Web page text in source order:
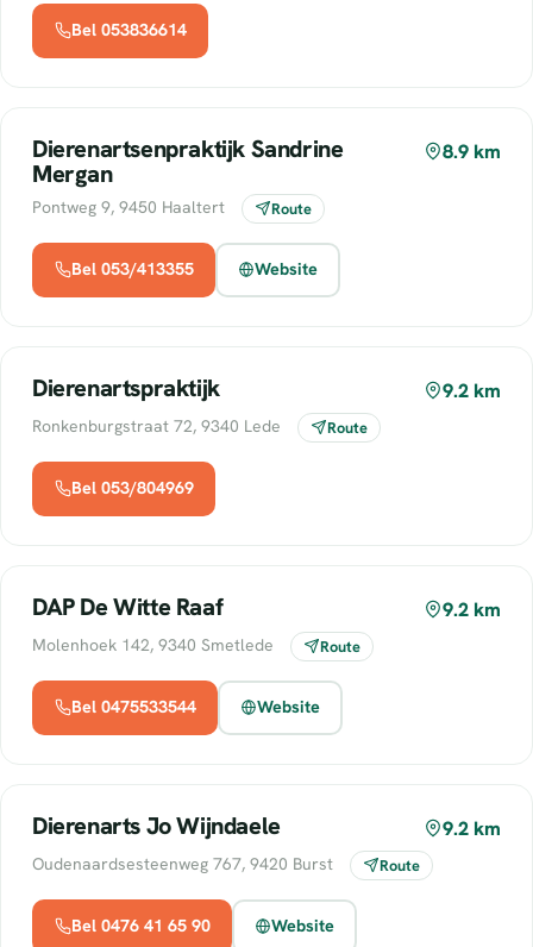
Bel 053836614
Dierenartsenpraktijk Sandrine
Mergan
8.9 km
Pontweg 9, 9450 Haaltert Route
Bel 053/413355 Website
Dierenartspraktijk 9.2 km
Ronkenburgstraat 72, 9340 Lede Route
Bel 053/804969
DAP De Witte Raaf 9.2 km
Molenhoek 142, 9340 Smetlede Route
Bel 0475533544 Website
Dierenarts Jo Wijndaele 9.2 km
Oudenaardsesteenweg 767, 9420 Burst Route
Bel 0476 41 65 90 Website